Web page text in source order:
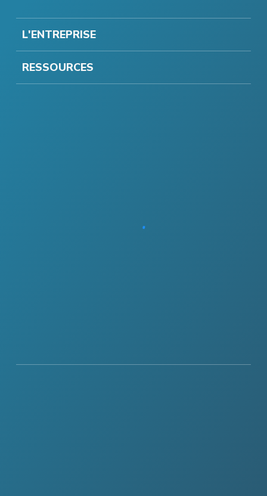
L'ENTREPRISE
RESSOURCES